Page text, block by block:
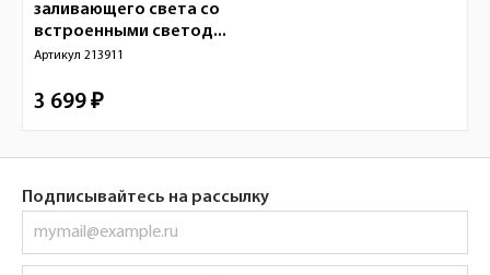
заливающего света со
встроенными светод...
Артикул 213911
3 699 ₽
Подписывайтесь на рассылку